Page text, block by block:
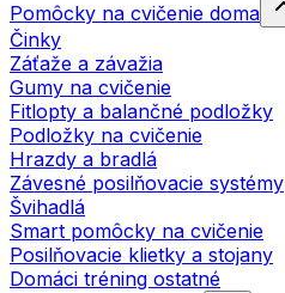
Pomôcky na cvičenie doma
Činky
Záťaže a závažia
Gumy na cvičenie
Fitlopty a balančné podložky
Podložky na cvičenie
Hrazdy a bradlá
Závesné posilňovacie systémy
Švihadlá
Smart pomôcky na cvičenie
Posilňovacie klietky a stojany
Domáci tréning ostatné